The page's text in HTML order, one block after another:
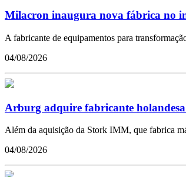
Milacron inaugura nova fábrica no
A fabricante de equipamentos para
04/08/2026
Arburg adquire fabricante
Além da aquisição da Stork IMM, que fabrica
04/08/2026